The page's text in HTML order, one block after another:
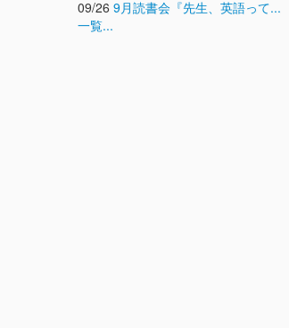
09/26 9月読書会『先生、英語って...
一覧...